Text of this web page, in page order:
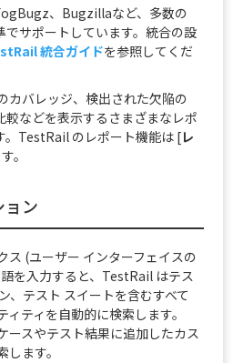
、Bugzillaなど、多数の
でサポートしています。統合の設
統合ガイドを参照してくだ
カバレッジ、検出された欠陥の
較などを表示するさまざまなレポ
。TestRail のレポート機能は [レ
。
ョン
ス (ユーザー インターフェイスの
を入力すると、TestRail はテス
、テスト スイートを含むすべて
ティを自動的に検索します。
ースやテスト結果に追加したカス
ます。